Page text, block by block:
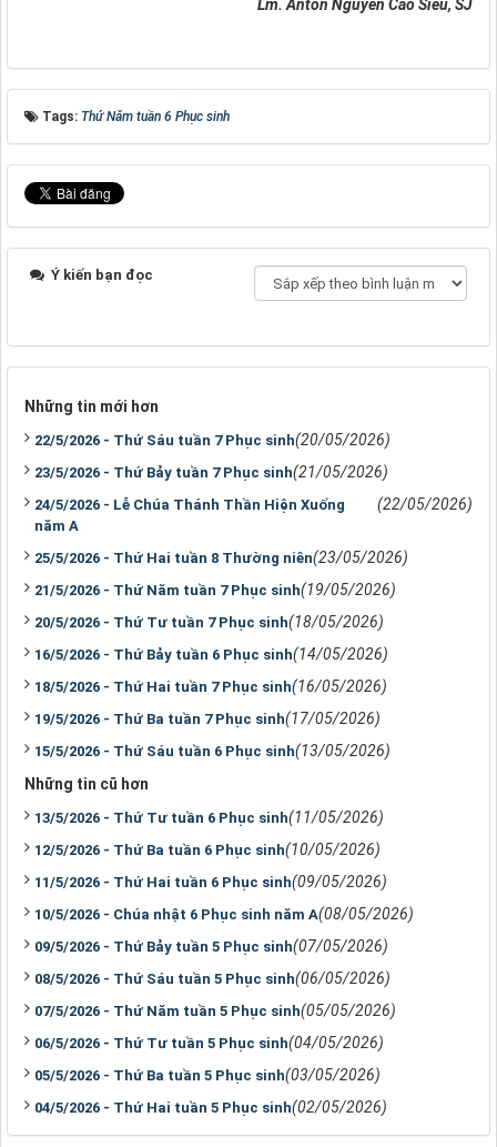
Lm. Antôn Nguyễn Cao Siêu, SJ
Tags: Thứ Năm tuần 6 Phục sinh
Ý kiến bạn đọc
Những tin mới hơn
22/5/2026 - Thứ Sáu tuần 7 Phục sinh(20/05/2026)
23/5/2026 - Thứ Bảy tuần 7 Phục sinh(21/05/2026)
24/5/2026 - Lễ Chúa Thánh Thần Hiện Xuống
năm A
(22/05/2026)
25/5/2026 - Thứ Hai tuần 8 Thường niên(23/05/2026)
21/5/2026 - Thứ Năm tuần 7 Phục sinh(19/05/2026)
20/5/2026 - Thứ Tư tuần 7 Phục sinh(18/05/2026)
16/5/2026 - Thứ Bảy tuần 6 Phục sinh(14/05/2026)
18/5/2026 - Thứ Hai tuần 7 Phục sinh(16/05/2026)
19/5/2026 - Thứ Ba tuần 7 Phục sinh(17/05/2026)
15/5/2026 - Thứ Sáu tuần 6 Phục sinh(13/05/2026)
Những tin cũ hơn
13/5/2026 - Thứ Tư tuần 6 Phục sinh(11/05/2026)
12/5/2026 - Thứ Ba tuần 6 Phục sinh(10/05/2026)
11/5/2026 - Thứ Hai tuần 6 Phục sinh(09/05/2026)
10/5/2026 - Chúa nhật 6 Phục sinh năm A(08/05/2026)
09/5/2026 - Thứ Bảy tuần 5 Phục sinh(07/05/2026)
08/5/2026 - Thứ Sáu tuần 5 Phục sinh(06/05/2026)
07/5/2026 - Thứ Năm tuần 5 Phục sinh(05/05/2026)
06/5/2026 - Thứ Tư tuần 5 Phục sinh(04/05/2026)
05/5/2026 - Thứ Ba tuần 5 Phục sinh(03/05/2026)
04/5/2026 - Thứ Hai tuần 5 Phục sinh(02/05/2026)